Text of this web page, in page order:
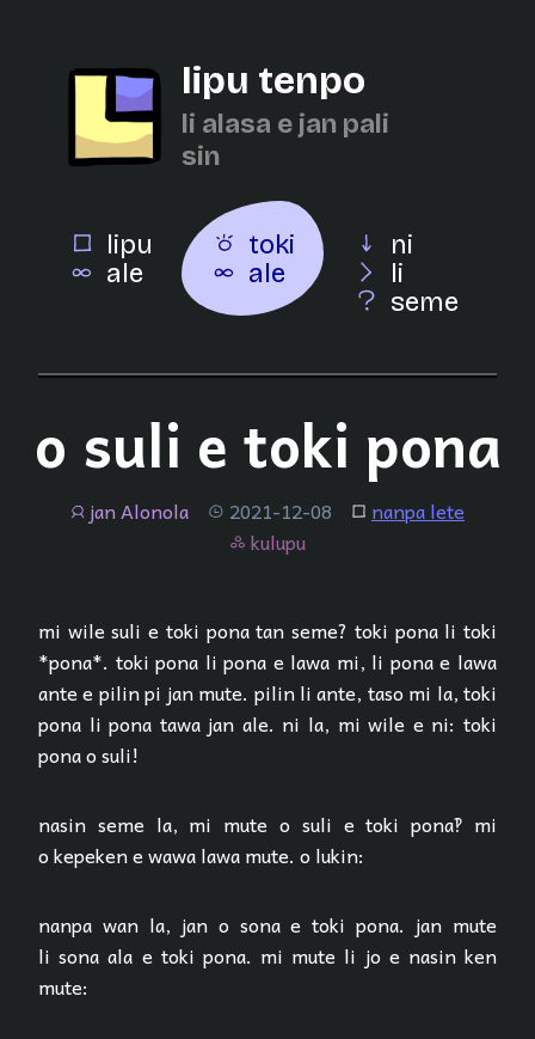
lipu tenpo
li alasa e jan pali
sin
lipu
ale
toki
ale
ni
li
seme
o suli e toki pona
jan jan Alonola tenpo 2021-12-08 lipu nanpa lete
kulupu kulupu
mi wile suli e toki pona tan seme? toki pona li toki
*pona*. toki pona li pona e lawa mi, li pona e lawa
ante e pilin pi jan mute. pilin li ante, taso mi la, toki
pona li pona tawa jan ale. ni la, mi wile e ni: toki
pona o suli!
nasin seme la, mi mute o suli e toki pona‽ mi
o kepeken e wawa lawa mute. o lukin:
nanpa wan la, jan o sona e toki pona. jan mute
li sona ala e toki pona. mi mute li jo e nasin ken
mute: